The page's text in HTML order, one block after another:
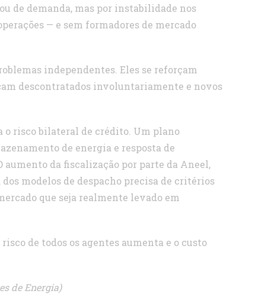
de demanda, mas por instabilidade nos
— e sem formadores de mercado
independentes. Eles se reforçam
descontratados involuntariamente e novos
o risco bilateral de crédito. Um plano
de energia e resposta de
da fiscalização por parte da Aneel,
modelos de despacho precisa de critérios
que seja realmente levado em
de todos os agentes aumenta e o custo
de Energia)